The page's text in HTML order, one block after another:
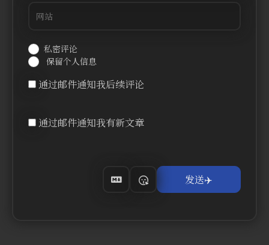
私密评论
保留个人信息
通过邮件通知我后续评论
通过邮件通知我有新文章